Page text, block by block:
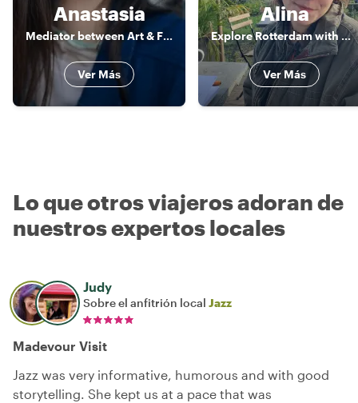
Anastasia
Mediator between Art & Food & Camera
Ver Más
Alina
Explore Rotterdam with me!
Ver Más
Lo que otros viajeros adoran de
nuestros expertos locales
Judy
Sobre el anfitrión local Jazz
Madevour Visit
Jazz was very informative, humorous and with good
storytelling. She kept us at a pace that was